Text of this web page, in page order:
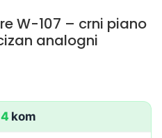
W-107 – crni piano
analogni
4 kom